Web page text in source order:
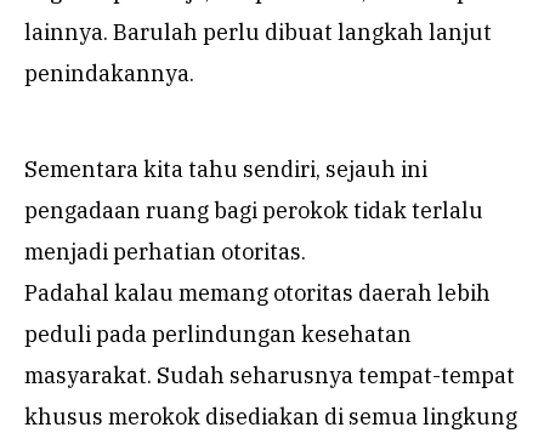
lainnya. Barulah perlu dibuat langkah lanjut
penindakannya.
Sementara kita tahu sendiri, sejauh ini
pengadaan ruang bagi perokok tidak terlalu
menjadi perhatian otoritas.
Padahal kalau memang otoritas daerah lebih
peduli pada perlindungan kesehatan
masyarakat. Sudah seharusnya tempat-tempat
khusus merokok disediakan di semua lingkung